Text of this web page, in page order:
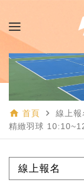
home 首頁 navigate_next 線上報
精緻羽球
線上報名